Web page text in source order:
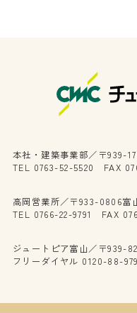
本社・建築事業部／〒939-
TEL 0763-52-5520 FAX
高岡営業所／〒933-0806富
TEL 0766-22-9791 FAX
ジュートピア富山／〒939-
フリーダイヤル 0120-88-